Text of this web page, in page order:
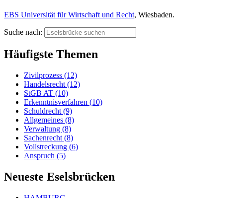
EBS Universität für Wirtschaft und Recht, Wiesbaden.
Suche nach:
Häufigste Themen
Zivilprozess (12)
Handelsrecht (12)
StGB AT (10)
Erkenntnisverfahren (10)
Schuldrecht (9)
Allgemeines (8)
Verwaltung (8)
Sachenrecht (8)
Vollstreckung (6)
Anspruch (5)
Neueste Eselsbrücken